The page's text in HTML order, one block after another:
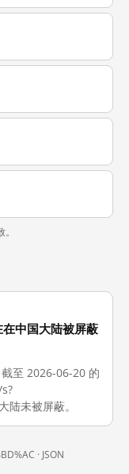
中国大陆被屏蔽
至 2026-06-20 的
陆未被屏蔽。
· JSON